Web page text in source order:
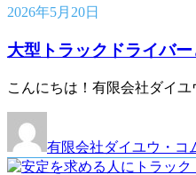
2026年5月20日
大型トラックドライバ
こんにちは！有限会社ダイ
有限会社ダイユウ・コ